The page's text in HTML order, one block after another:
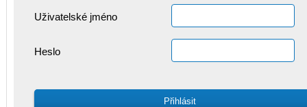
Uživatelské jméno
Heslo